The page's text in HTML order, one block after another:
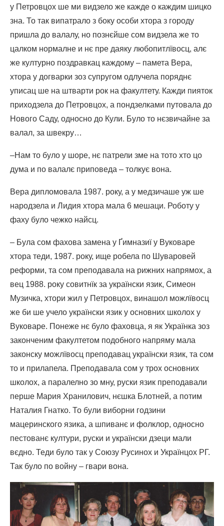
у Петровцох ше ми видзело же кажде о каждим шицко
зна. То так випатрало з боку особи хтора з городу
пришла до валалу, но познєйше сом видзела же то
цалком нормалне и нє пре даяку любопитлївосц, алє
же културно поздравкац каждому – памета Вера,
хтора у догварки зоз супругом одлучела поряднє
уписац ше на штварти рок на факултету. Кажди пияток
приходзела до Петровцох, а пондзелками путовала до
Нового Саду, односно до Кули. Було то нєзвичайне за
валал, за швекру…
–Нам то було у шоре, нє патрели зме на тото хто цо
дума и по валалє приповеда – толкує вона.
Вера дипломовала 1987. року, а у медзичаше уж ше
народзела и Лидия хтора мала 6 мешаци. Роботу у
фаху було чежко найсц.
– Була сом фахова замена у Ґимназиї у Вуковаре
хтора теди, 1987. року, ище робела по Шуваровей
реформи, та сом преподавала на рижних напрямох, а
вец 1988. року совитнїк за українски язик, Симеон
Музичка, хтори жил у Петровцох, винашол можлївосц
же би ше учело українски язик у основних школох у
Вуковаре. Понеже нє було фаховца, я як Українка зоз
законченим факултетом подобного напряму мала
законску можлївосц преподавац українски язик, та сом
то и прилапела. Преподавала сом у трох основних
школох, а паралелно зо мну, руски язик преподавали
перше Мария Хранилович, нєшка Блотней, а потим
Наталия Гнатко. То були виборни годзини
мацеринского язика, а шпиванє и фолклор, односно
пестованє култури, руски и українски дзеци мали
вєдно. Теди було так у Союзу Русинох и Українцох РГ.
Так було по войну – гвари вона.